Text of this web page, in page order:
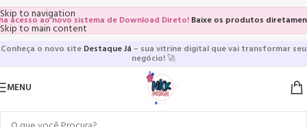
Skip to navigation
Skip to main content
acesso ao novo sistema de Download Direto!Baixe os produtos
Conheça o novo site Destaque Já – sua vitrine digital que vai transformar seu
negócio!🚀
MENU